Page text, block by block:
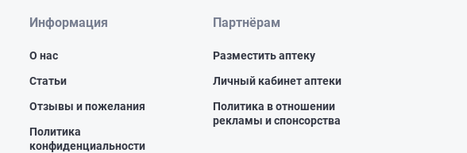
Информация
О нас
Статьи
Отзывы и пожелания
Политика
конфиденциальности
Партнёрам
Разместить аптеку
Личный кабинет аптеки
Политика в отношении
рекламы и спонсорства